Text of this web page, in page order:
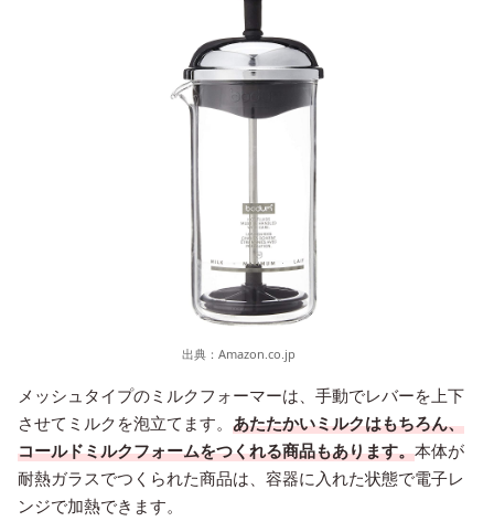
出典： Amazon.co.jp
メッシュタイプのミルクフォーマーは、手動でレバーを上下
させてミルクを泡立てます。 あたたかいミルクはもちろん、
コールドミルクフォームをつくれる商品もあります。本体が
耐熱ガラスでつくられた商品は、容器に入れた状態で電子レ
ンジで加熱できます。